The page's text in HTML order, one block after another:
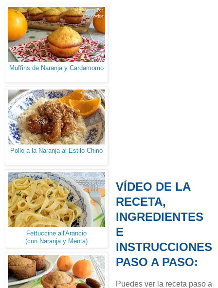
Muffins de Naranja y Cardamomo
Pollo a la Naranja al Estilo Chino
Fettuccine all'Arancio
(con Naranja y Menta)
VÍDEO DE LA
RECETA,
INGREDIENTES
E
INSTRUCCIONES
PASO A PASO:
Puedes ver la receta paso a